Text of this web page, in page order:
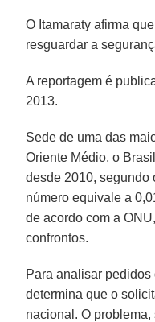
O Itamaraty afirma
resguardar a
A reportagem é
2013.
Sede de uma das
Oriente Médio, o
desde 2010, segundo
número equivale a
de acordo com a
confrontos.
Para analisar
determina que o
nacional. O problema,